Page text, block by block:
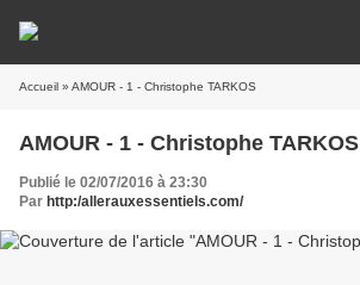
Accueil » AMOUR - 1 - Christophe TARKOS
AMOUR - 1 - Christophe TARKOS
Publié le 02/07/2016 à 23:30
Par http:/allerauxessentiels.com/